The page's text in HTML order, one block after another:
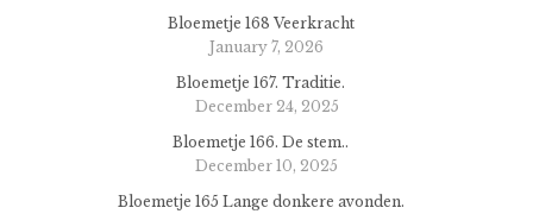
Bloemetje 168 Veerkracht
January 7, 2026
Bloemetje 167. Traditie.
December 24, 2025
Bloemetje 166. De stem..
December 10, 2025
Bloemetje 165 Lange donkere avonden.